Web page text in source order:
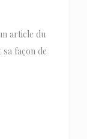
article du
façon de